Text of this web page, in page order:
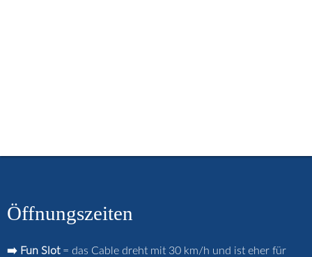
Öffnungszeiten
➡️ Fun Slot= das Cable dreht mit 30 km/h und ist eher für